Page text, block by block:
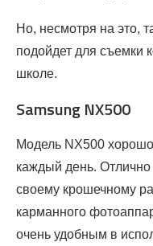
Но, несмотря на это,
подойдет для съемки
школе.
Samsung NX500
Модель NX500
каждый день.
своему крошечному
карманного
очень удобным в